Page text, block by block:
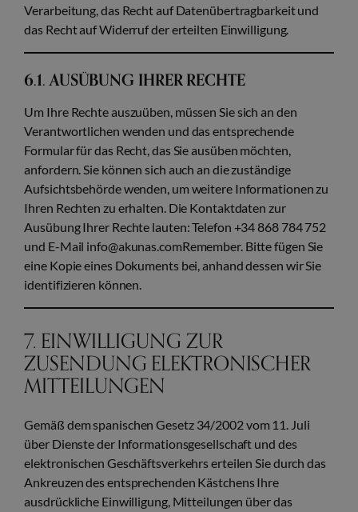
Verarbeitung, das Recht auf Datenübertragbarkeit und
das Recht auf Widerruf der erteilten Einwilligung.
6.1. AUSÜBUNG IHRER RECHTE
Um Ihre Rechte auszuüben, müssen Sie sich an den
Verantwortlichen wenden und das entsprechende
Formular für das Recht, das Sie ausüben möchten,
anfordern. Sie können sich auch an die zuständige
Aufsichtsbehörde wenden, um weitere Informationen zu
Ihren Rechten zu erhalten. Die Kontaktdaten zur
Ausübung Ihrer Rechte lauten: Telefon +34 868 784 752
und E-Mail info@akunas.comRemember. Bitte fügen Sie
eine Kopie eines Dokuments bei, anhand dessen wir Sie
identifizieren können.
7. EINWILLIGUNG ZUR
ZUSENDUNG ELEKTRONISCHER
MITTEILUNGEN
Gemäß dem spanischen Gesetz 34/2002 vom 11. Juli
über Dienste der Informationsgesellschaft und des
elektronischen Geschäftsverkehrs erteilen Sie durch das
Ankreuzen des entsprechenden Kästchens Ihre
ausdrückliche Einwilligung, Mitteilungen über das